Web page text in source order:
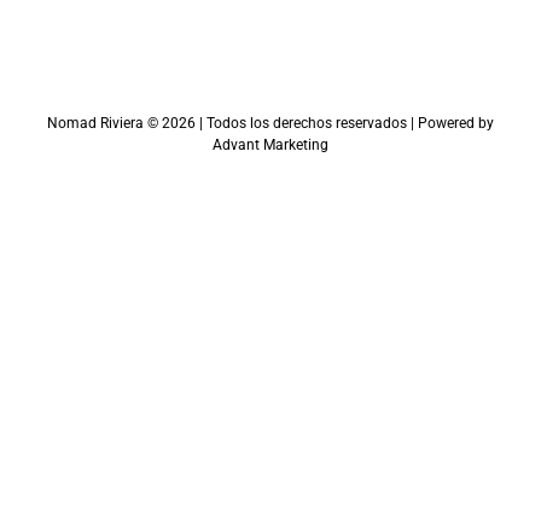
Nomad Riviera © 2026 | Todos los derechos reservados | Powered by
Advant Marketing